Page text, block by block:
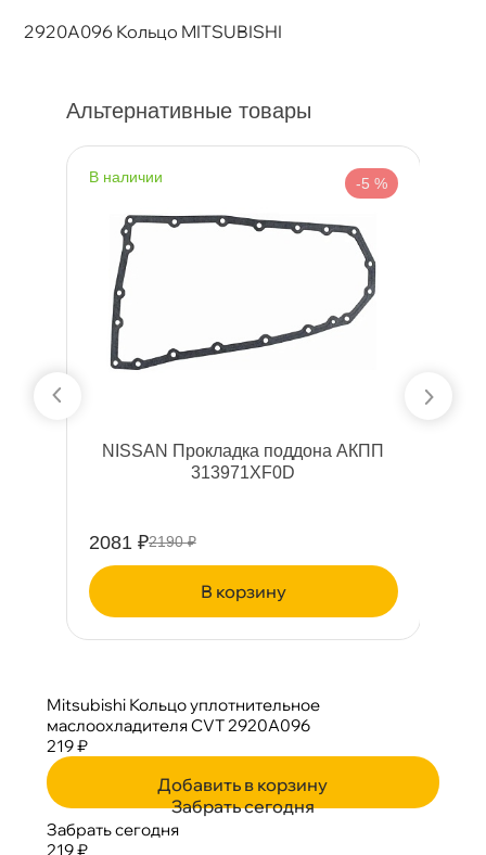
2920A096 Кольцо MITSUBISHI
Бренд
Mitsubishi
Альтернативные товары
наличии -5 %
NISSAN Прокладка поддона АКПП
313971XF0D
2081 ₽2190 ₽
корзину
Mitsubishi Кольцо уплотнительное
маслоохладителя CVT 2920A096
219 ₽
Добавить в корзину
Забрать сегодня
Забрать сегодня
219 ₽